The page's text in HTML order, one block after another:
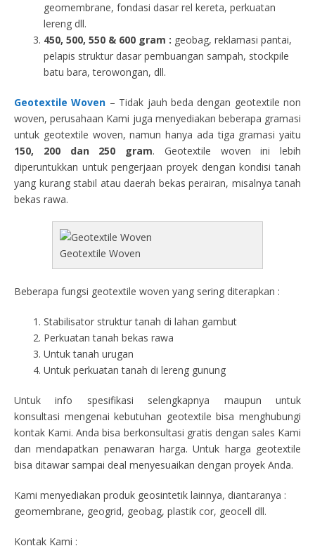
geomembrane, fondasi dasar rel kereta, perkuatan
lereng dll.
450, 500, 550 & 600 gram : geobag, reklamasi pantai,
pelapis struktur dasar pembuangan sampah, stockpile
batu bara, terowongan, dll.
Geotextile Woven – Tidak jauh beda dengan geotextile non
woven, perusahaan Kami juga menyediakan beberapa gramasi
untuk geotextile woven, namun hanya ada tiga gramasi yaitu
150, 200 dan 250 gram. Geotextile woven ini lebih
diperuntukkan untuk pengerjaan proyek dengan kondisi tanah
yang kurang stabil atau daerah bekas perairan, misalnya tanah
bekas rawa.
Geotextile Woven
Beberapa fungsi geotextile woven yang sering diterapkan :
Stabilisator struktur tanah di lahan gambut
Perkuatan tanah bekas rawa
Untuk tanah urugan
Untuk perkuatan tanah di lereng gunung
Untuk info spesifikasi selengkapnya maupun untuk
konsultasi mengenai kebutuhan geotextile bisa menghubungi
kontak Kami. Anda bisa berkonsultasi gratis dengan sales Kami
dan mendapatkan penawaran harga. Untuk harga geotextile
bisa ditawar sampai deal menyesuaikan dengan proyek Anda.
Kami menyediakan produk geosintetik lainnya, diantaranya :
geomembrane, geogrid, geobag, plastik cor, geocell dll.
Kontak Kami :